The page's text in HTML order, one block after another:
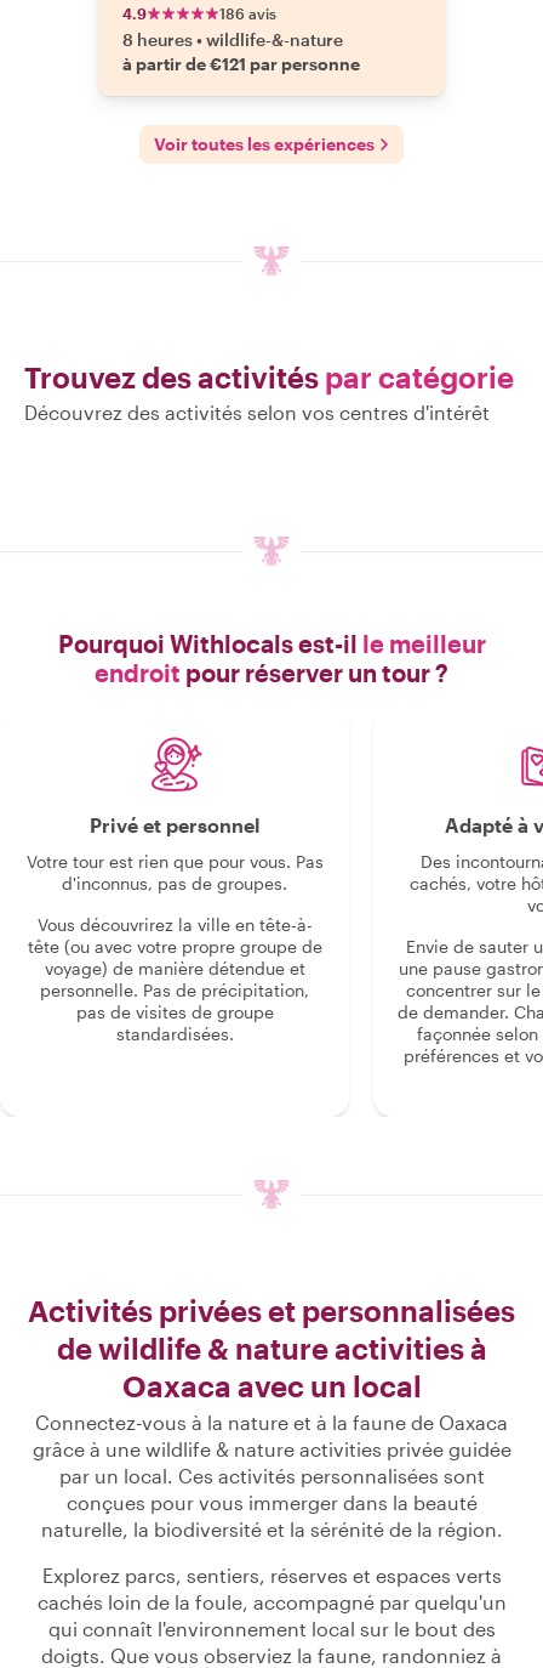
4.9 186 avis
8 heures•wildlife-&-nature
à partir de €121 par personne
Voir toutes les expériences
Trouvez des activités par catégorie
Découvrez des activités selon vos centres d'intérêt
Pourquoi Withlocals est-il le meilleur
endroit pour réserver un tour ?
Privé et personnel
Votre tour est rien que pour vous. Pas
d'inconnus, pas de groupes.
Vous découvrirez la ville en tête-à-
tête (ou avec votre propre groupe de
voyage) de manière détendue et
personnelle. Pas de précipitation,
pas de visites de groupe
standardisées.
Adapté à
Des
cachés, votre
Envie de sauter
une pause
concentrer sur
de demander.
façonnée
préférences et
Activités privées et personnalisées
de wildlife & nature activities à
Oaxaca avec un local
Connectez-vous à la nature et à la faune de Oaxaca
grâce à une wildlife & nature activities privée guidée
par un local. Ces activités personnalisées sont
conçues pour vous immerger dans la beauté
naturelle, la biodiversité et la sérénité de la région.
Explorez parcs, sentiers, réserves et espaces verts
cachés loin de la foule, accompagné par quelqu'un
qui connaît l'environnement local sur le bout des
doigts. Que vous observiez la faune, randonniez à